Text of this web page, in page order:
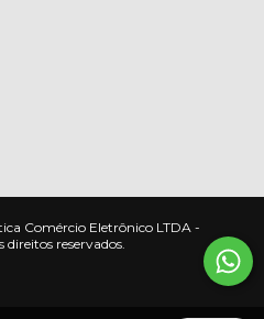
Comércio Eletrônico LTDA -
reservados.